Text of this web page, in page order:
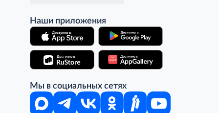
Наши приложения
Мы в социальных сетях